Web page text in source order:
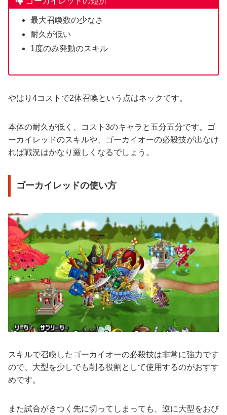
最大召喚数の少なさ
耐久が低い
1度のみ発動のスキル
やはり4コストで2体召喚という点はネックです。
本体の耐久が低く、コスト3のキャラと五分五分です。ゴ
ーカイレッドのスキルや、ゴーカイオーの必殺技が出なけ
れば戦況はかなり厳しくなるでしょう。
ゴーカイレッドの使い方
スキルで召喚したゴーカイオーの必殺技は非常に強力です
ので、大型を少しでも削る役割として使用するのがおすす
めです。
また試合がきつく先に切ってしまっても、逆に大型をおび